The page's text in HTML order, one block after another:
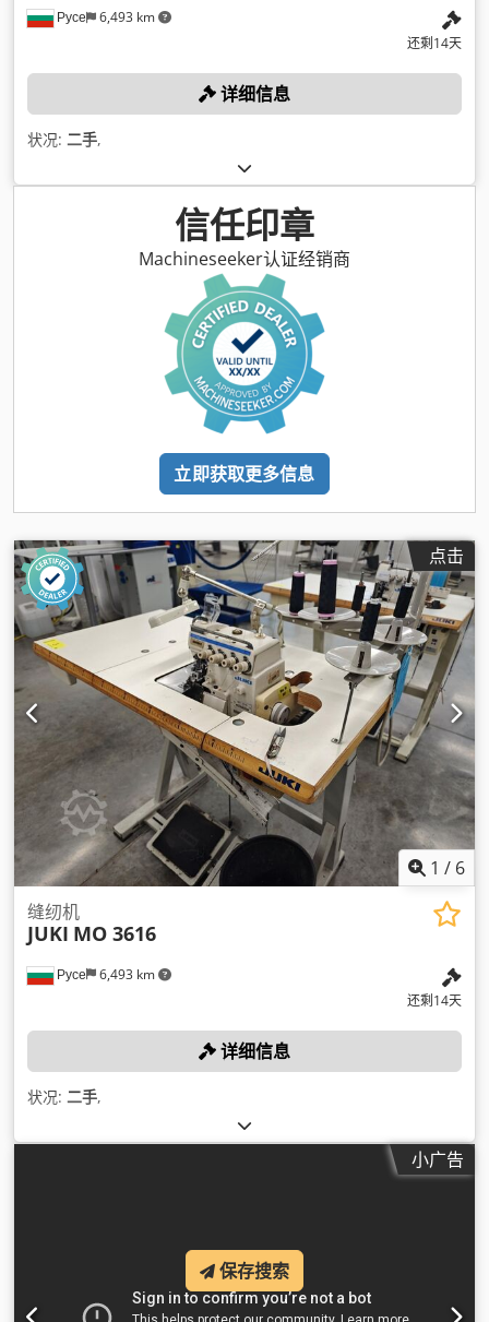
Русе 6,493 km
还剩14天
详细信息
状况: 二手,
信任印章
Machineseeker认证经销商
立即获取更多信息
点击
1 / 6
Русе 6,493 km
缝纫机
JUKI MO 3616
还剩14天
详细信息
状况: 二手,
小广告
保存搜索